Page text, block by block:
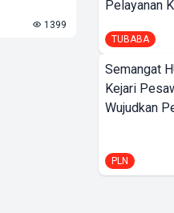
1399
Pelayanan
TUBABA
Semangat
Kejari
Wujudkan
PLN